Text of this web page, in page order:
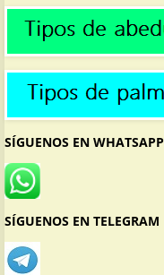
SÍGUENOS EN WHATSAPP
SÍGUENOS EN TELEGRAM